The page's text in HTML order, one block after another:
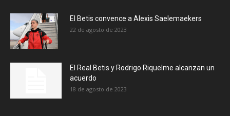
El Betis convence a Alexis Saelemaekers
22 de agosto de 2023
El Real Betis y Rodrigo Riquelme alcanzan un
acuerdo
18 de agosto de 2023